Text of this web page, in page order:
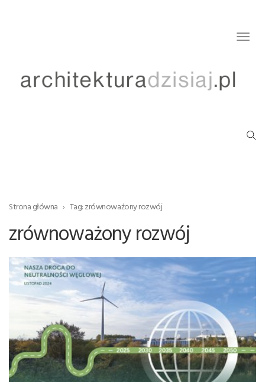
Strona główna Tag: zrównoważony rozwój
zrównoważony rozwój